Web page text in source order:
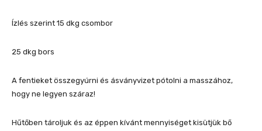
Ízlés szerint 15 dkg csombor
25 dkg bors
A fentieket összegyúrni és ásványvizet pótolni a masszához,
hogy ne legyen száraz!
Hűtőben tároljuk és az éppen kívánt mennyiséget kisütjük bő